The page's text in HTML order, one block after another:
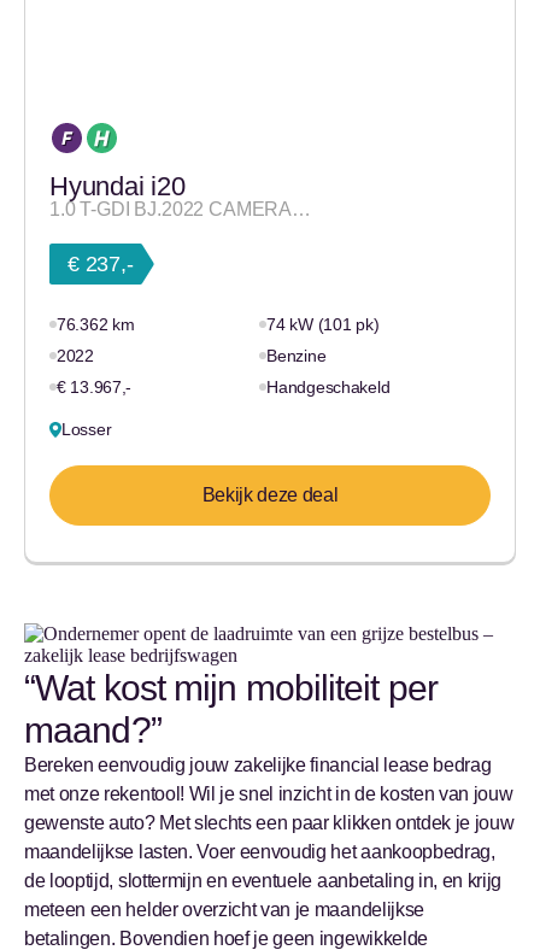
Hyundai i20
1.0 T-GDI BJ.2022 CAMERA…
€ 237,-
76.362 km
74 kW (101 pk)
2022
Benzine
€ 13.967,-
Handgeschakeld
Losser
Bekijk deze deal
“Wat kost mijn mobiliteit per
maand?”
Bereken eenvoudig jouw zakelijke financial lease bedrag
met onze rekentool! Wil je snel inzicht in de kosten van jouw
gewenste auto? Met slechts een paar klikken ontdek je jouw
maandelijkse lasten. Voer eenvoudig het aankoopbedrag,
de looptijd, slottermijn en eventuele aanbetaling in, en krijg
meteen een helder overzicht van je maandelijkse
betalingen. Bovendien hoef je geen ingewikkelde